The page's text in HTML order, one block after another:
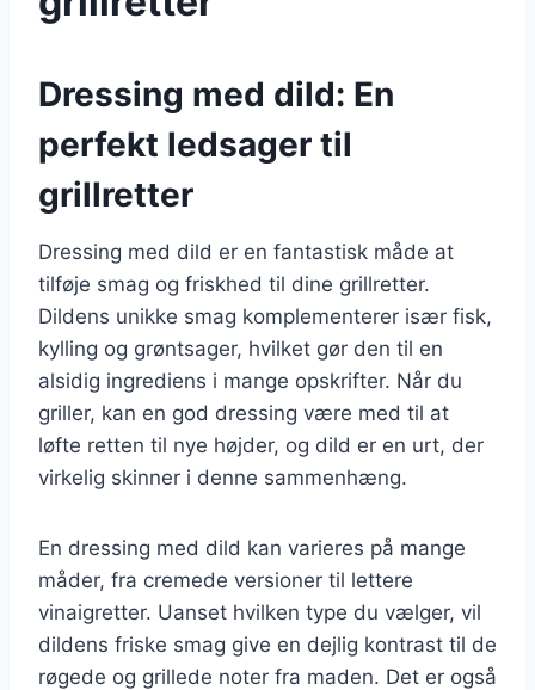
Dressing med dild: En
perfekt ledsager til
grillretter
Dressing med dild er en fantastisk måde at
tilføje smag og friskhed til dine grillretter.
Dildens unikke smag komplementerer især fisk,
kylling og grøntsager, hvilket gør den til en
alsidig ingrediens i mange opskrifter. Når du
griller, kan en god dressing være med til at
løfte retten til nye højder, og dild er en urt, der
virkelig skinner i denne sammenhæng.
En dressing med dild kan varieres på mange
måder, fra cremede versioner til lettere
vinaigretter. Uanset hvilken type du vælger, vil
dildens friske smag give en dejlig kontrast til de
røgede og grillede noter fra maden. Det er også